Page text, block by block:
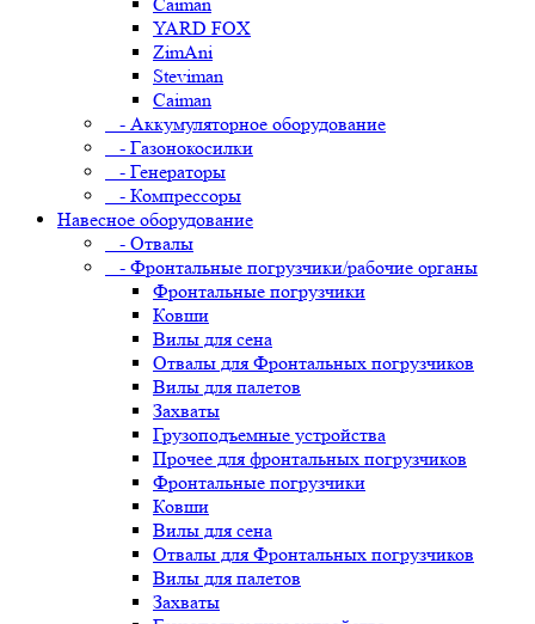
YARD FOX
ZimAni
Steviman
Caiman
- Аккумуляторное оборудование
- Газонокосилки
- Генераторы
- Компрессоры
Навесное оборудование
- Отвалы
- Фронтальные погрузчики/рабочие органы
Фронтальные погрузчики
Ковши
Вилы для сена
Отвалы для Фронтальных погрузчиков
Вилы для палетов
Захваты
Грузоподъемные устройства
Прочее для фронтальных погрузчиков
Фронтальные погрузчики
Ковши
Вилы для сена
Отвалы для Фронтальных погрузчиков
Вилы для палетов
Захваты